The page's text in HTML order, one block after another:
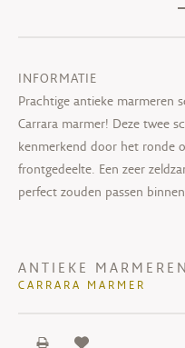
INFORMATIE
Prachtige antieke marmeren
Carrara marmer! Deze twee
kenmerkend door het ronde
frontgedeelte. Een zeer
perfect zouden passen
ANTIEKE
CARRARA MARMER